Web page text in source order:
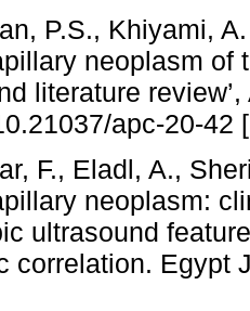
P.S., Khiyami,
neoplasm of
literature
apc-20-42
F., Eladl, A.,
neoplasm:
ultrasound
correlation. Egypt